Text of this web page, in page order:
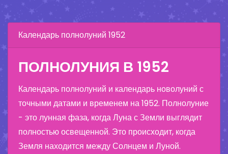
Календарь полнолуний 1952
ПОЛНОЛУНИЯ В 1952
Календарь полнолуний и календарь новолуний с
точными датами и временем на 1952. Полнолуние
- это лунная фаза, когда Луна с Земли выглядит
полностью освещенной. Это происходит, когда
Земля находится между Солнцем и Луной.